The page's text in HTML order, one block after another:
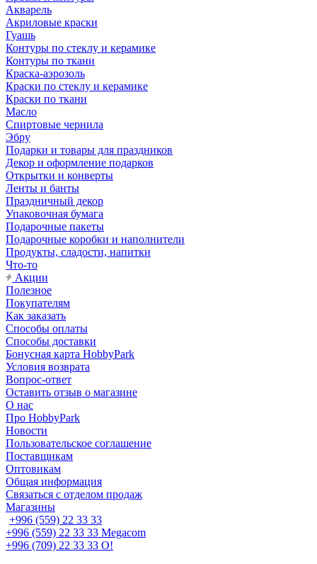
Акварель
Акриловые краски
Гуашь
Контуры по стеклу и керамике
Контуры по ткани
Краска-аэрозоль
Краски по стеклу и керамике
Краски по ткани
Масло
Спиртовые чернила
Эбру
Подарки и товары для праздников
Декор и оформление подарков
Открытки и конверты
Ленты и банты
Праздничный декор
Упаковочная бумага
Подарочные пакеты
Подарочные коробки и наполнители
Продукты, сладости, напитки
Что-то
Акции
Полезное
Покупателям
Как заказать
Способы оплаты
Способы доставки
Бонусная карта HobbyPark
Условия возврата
Вопрос-ответ
Оставить отзыв о магазине
О нас
Про HobbyPark
Новости
Пользовательское соглашение
Поставщикам
Оптовикам
Общая информация
Связаться с отделом продаж
Магазины
+996 (559) 22 33 33
+996 (559) 22 33 33 Megacom
+996 (709) 22 33 33 O!